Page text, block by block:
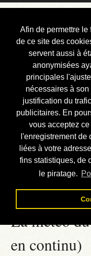
Afin de permettre le
de ce site des
servent aussi à
anonymisées
principales
nécessaires à
justification du
publicitaires. En
vous acceptez
l'enregistrement
liées à votre
fins statistiques, de
le piratage.
Courbis, «
Blog
Bienvenue
Réalisations
Divers (et d’été)
Annonces
Liens externes
Téléchargement
Contact
La météo
en continu)